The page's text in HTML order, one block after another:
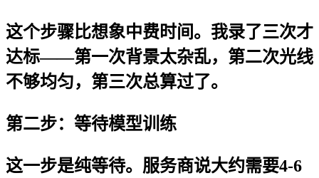
这个步骤比想象中费时间。我录了三次才
达标——第一次背景太杂乱，第二次光线
不够均匀，第三次总算过了。
第二步：等待模型训练
这一步是纯等待。服务商说大约需要4-6